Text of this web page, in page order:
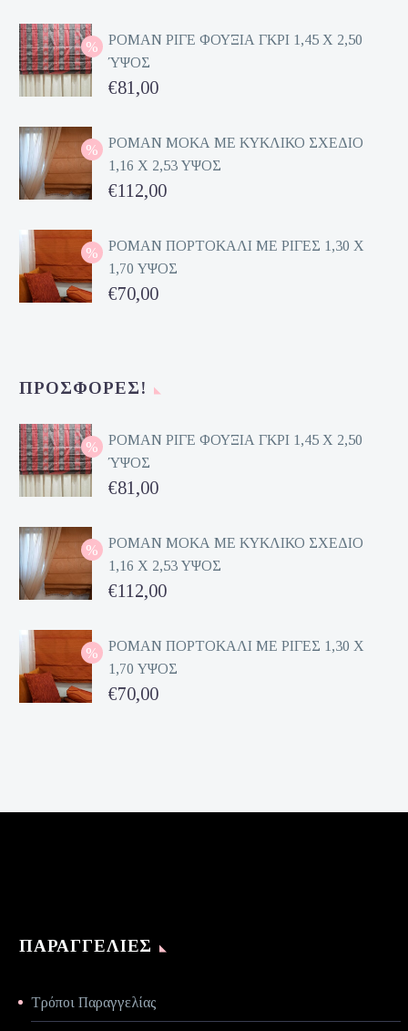
ΡΟΜΑΝ ΡΙΓΕ ΦΟΥΞΙΑ ΓΚΡΙ 1,45 Χ 2,50
ΎΨΟΣ
Original
was:
€162,00.
€81,00
τρέχουσα
τιμή
είναι:
ΡΟΜΑΝ ΜΟΚΑ ΜΕ ΚΥΚΛΙΚΟ ΣΧΕΔΙΟ
1,16 Χ 2,53 ΥΨΟΣ
Original
was:
€224,00.
€112,00
τρέχουσα
τιμή
είναι:
ΡΟΜΑΝ ΠΟΡΤΟΚΑΛΙ ΜΕ ΡΙΓΕΣ 1,30 Χ
1,70 ΥΨΟΣ
Original
€70,00
ΠΡΟΣΦΟΡΈΣ!
ΡΟΜΑΝ ΡΙΓΕ ΦΟΥΞΙΑ ΓΚΡΙ 1,45 Χ 2,50
ΎΨΟΣ
Original
was:
€162,00.
€81,00
τρέχουσα
τιμή
είναι:
ΡΟΜΑΝ ΜΟΚΑ ΜΕ ΚΥΚΛΙΚΟ ΣΧΕΔΙΟ
1,16 Χ 2,53 ΥΨΟΣ
Original
was:
€224,00.
€112,00
τρέχουσα
τιμή
είναι:
ΡΟΜΑΝ ΠΟΡΤΟΚΑΛΙ ΜΕ ΡΙΓΕΣ 1,30 Χ
1,70 ΥΨΟΣ
Original
€70,00
ΠΑΡΑΓΓΕΛΊΕΣ
Τρόποι Παραγγελίας